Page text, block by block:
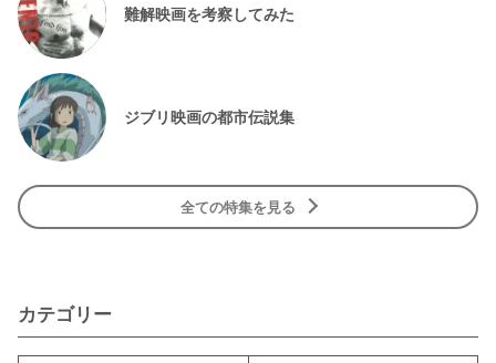
難解映画を考察してみた
ジブリ映画の都市伝説集
全ての特集を見る
カテゴリー